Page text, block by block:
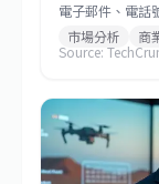
電子郵件、電話
入侵時間、攻
件、冒名電話與
市場分析 商
Source: